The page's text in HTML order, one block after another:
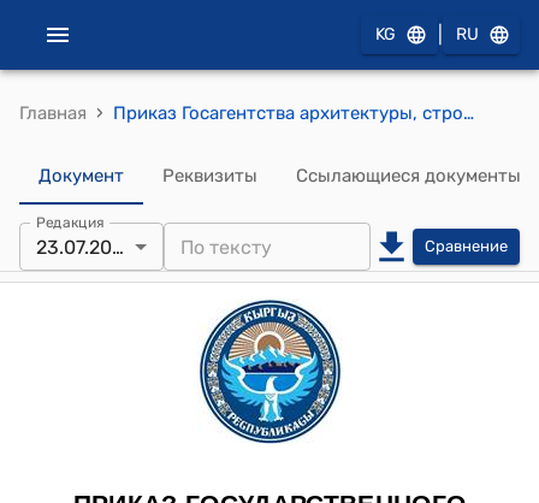
KG RU
Главная › Приказ Госагентства архитектуры, строительства и жилищно-коммунального хозяйства КР от 23 июля 2018 года № 15-нпа "Об утверждении СН КР 12-01:2018 "Безопасность труда в строительстве"
Документ Реквизиты Ссылающиеся документы
Редакция
23.07.2018 Сравнение